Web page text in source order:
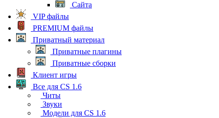
Сайта
VIP файлы
PREMIUM файлы
Приватный материал
Приватные плагины
Приватные сборки
Клиент игры
Все для CS 1.6
Читы
Звуки
Модели для CS 1.6